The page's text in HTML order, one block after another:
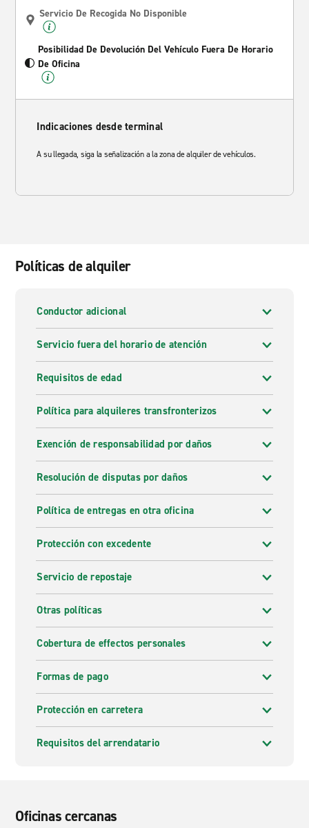
Servicio De Recogida No Disponible
Posibilidad De Devolución Del Vehículo Fuera De Horario
De Oficina
Indicaciones desde terminal
A su llegada, siga la señalización a la zona de alquiler de vehículos.
Políticas de alquiler
Conductor adicional
Servicio fuera del horario de atención
Requisitos de edad
Política para alquileres transfronterizos
Exención de responsabilidad por daños
Resolución de disputas por daños
Política de entregas en otra oficina
Protección con excedente
Servicio de repostaje
Otras políticas
Cobertura de effectos personales
Formas de pago
Protección en carretera
Requisitos del arrendatario
Oficinas cercanas